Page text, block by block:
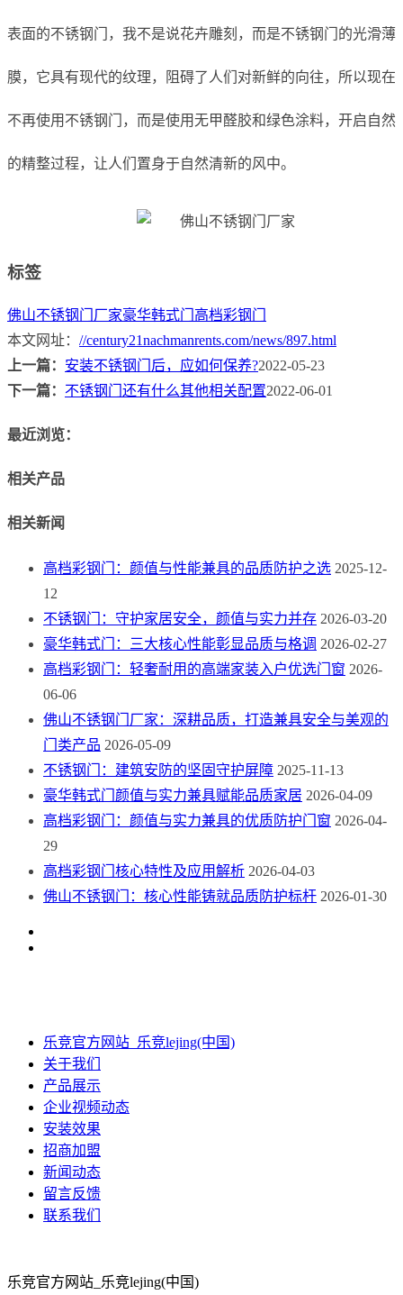
表面的不锈钢门，我不是说花卉雕刻，而是不锈钢门的光滑薄
膜，它具有现代的纹理，阻碍了人们对新鲜的向往，所以现在
不再使用不锈钢门，而是使用无甲醛胶和绿色涂料，开启自然
的精整过程，让人们置身于自然清新的风中。
标签
佛山不锈钢门厂家豪华韩式门 高档彩钢门
本文网址： //century21nachmanrents.com/news/897.html
上一篇： 安装不锈钢门后，应如何保养?2022-05-23
下一篇： 不锈钢门还有什么其他相关配置2022-06-01
最近浏览：
相关产品
相关新闻
高档彩钢门：颜值与性能兼具的品质防护之选 2025-12-
12
不锈钢门：守护家居安全，颜值与实力并存 2026-03-20
豪华韩式门：三大核心性能彰显品质与格调 2026-02-27
高档彩钢门：轻奢耐用的高端家装入户优选门窗 2026-
06-06
佛山不锈钢门厂家：深耕品质，打造兼具安全与美观的
门类产品 2026-05-09
不锈钢门：建筑安防的坚固守护屏障 2025-11-13
豪华韩式门颜值与实力兼具赋能品质家居 2026-04-09
高档彩钢门：颜值与实力兼具的优质防护门窗 2026-04-
29
高档彩钢门核心特性及应用解析 2026-04-03
佛山不锈钢门：核心性能铸就品质防护标杆 2026-01-30
乐竞官方网站_乐竞lejing(中国)
关于我们
产品展示
企业视频动态
安装效果
招商加盟
新闻动态
留言反馈
联系我们
乐竞官方网站_乐竞lejing(中国)